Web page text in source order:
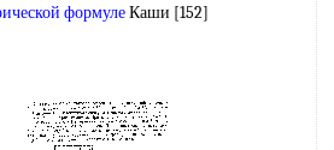
формулеКаши [152]